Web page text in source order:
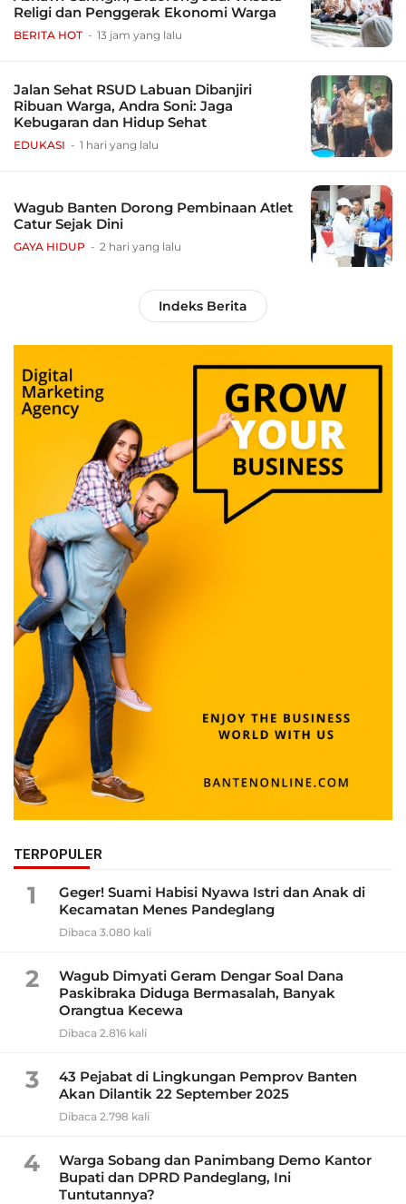
Religi dan Penggerak Ekonomi Warga
BERITA HOT 13 jam yang lalu
Jalan Sehat RSUD Labuan Dibanjiri
Ribuan Warga, Andra Soni: Jaga
Kebugaran dan Hidup Sehat
EDUKASI 1 hari yang lalu
Wagub Banten Dorong Pembinaan Atlet
Catur Sejak Dini
GAYA HIDUP 2 hari yang lalu
Indeks Berita
TERPOPULER
1
Geger! Suami Habisi Nyawa Istri dan Anak di
Kecamatan Menes Pandeglang
Dibaca 3.080 kali
2
Wagub Dimyati Geram Dengar Soal Dana
Paskibraka Diduga Bermasalah, Banyak
Orangtua Kecewa
Dibaca 2.816 kali
3
43 Pejabat di Lingkungan Pemprov Banten
Akan Dilantik 22 September 2025
Dibaca 2.798 kali
4
Warga Sobang dan Panimbang Demo Kantor
Bupati dan DPRD Pandeglang, Ini
Tuntutannya?